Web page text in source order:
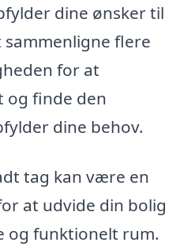
dine ønsker til
flere
for at
og finde den
dine behov.
tag kan være en
at udvide din bolig
og funktionelt rum.